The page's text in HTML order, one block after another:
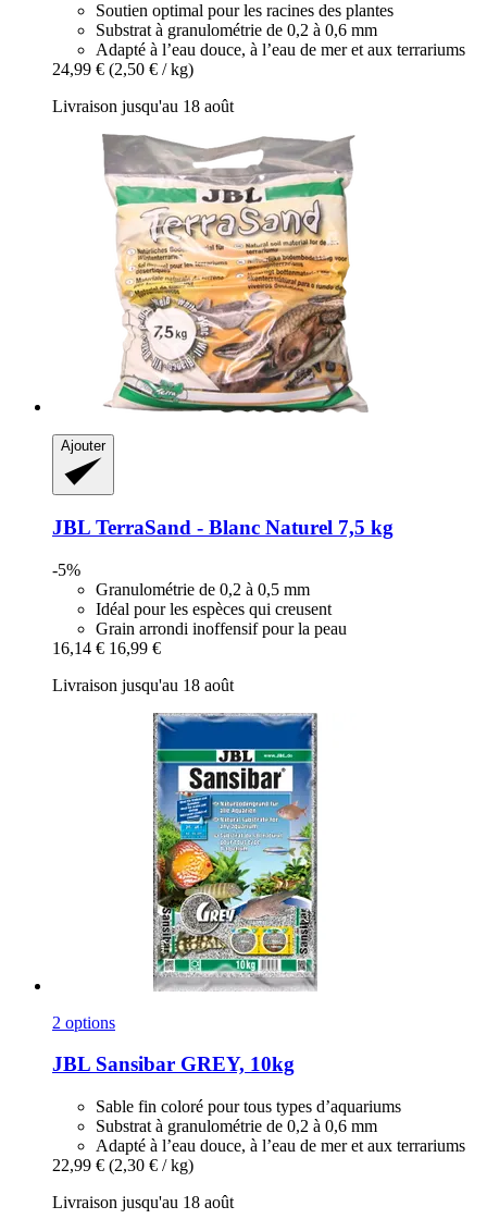
Soutien optimal pour les racines des plantes
Substrat à granulométrie de 0,2 à 0,6 mm
Adapté à l’eau douce, à l’eau de mer et aux terrariums
24,99 € (2,50 € / kg)
Livraison jusqu'au 18 août
Ajouter
JBL TerraSand -​ Blanc Naturel 7,5 kg
-5%
Granulométrie de 0,2 à 0,5 mm
Idéal pour les espèces qui creusent
Grain arrondi inoffensif pour la peau
16,14 € 16,99 €
Livraison jusqu'au 18 août
2 options
JBL Sansibar GREY, 10kg
Sable fin coloré pour tous types d’aquariums
Substrat à granulométrie de 0,2 à 0,6 mm
Adapté à l’eau douce, à l’eau de mer et aux terrariums
22,99 € (2,30 € / kg)
Livraison jusqu'au 18 août